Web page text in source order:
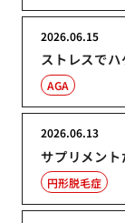
ストレスで
2026.06.15
AGA
サプリメン
2026.06.13
円形脱毛症